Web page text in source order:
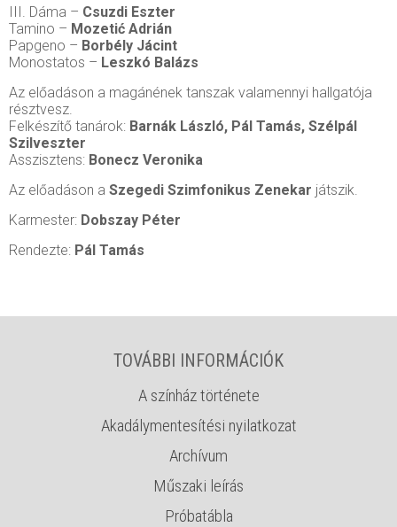
III. Dáma – Csuzdi Eszter
Tamino – Mozetić Adrián
Papgeno – Borbély Jácint
Monostatos – Leszkó Balázs
Az előadáson a magánének tanszak valamennyi hallgatója
résztvesz.
Felkészítő tanárok: Barnák László, Pál Tamás, Szélpál
Szilveszter
Asszisztens: Bonecz Veronika
Az előadáson a Szegedi Szimfonikus Zenekar játszik.
Karmester: Dobszay Péter
Rendezte: Pál Tamás
TOVÁBBI INFORMÁCIÓK
A színház története
Akadálymentesítési nyilatkozat
Archívum
Műszaki leírás
Próbatábla